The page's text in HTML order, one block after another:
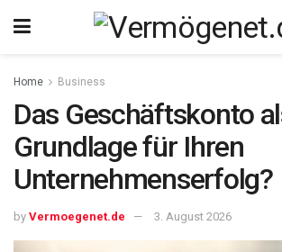
Home Business
Das Geschäftskonto
Grundlage für Ihren
Unternehmenserfolg?
by Vermoegenet.de 3. August 2026